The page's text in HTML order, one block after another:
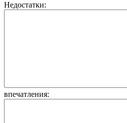
Недостатки:
впечатления: